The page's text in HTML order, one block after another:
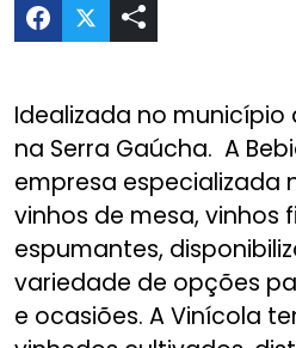
Compartilhar E-
Idealizada no município
na Serra Gaúcha. A
empresa especializada
vinhos de mesa, vinhos
espumantes,
variedade de opções
e ocasiões. A Vinícola